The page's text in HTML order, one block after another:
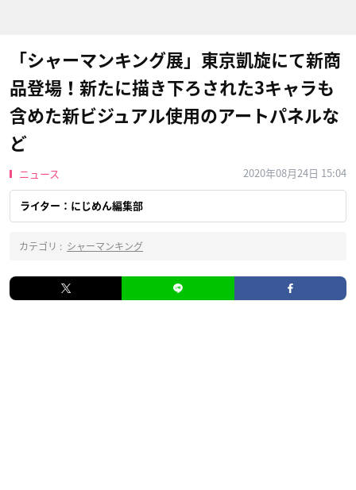
「シャーマンキング展」東京凱旋にて新商
品登場！新たに描き下ろされた3キャラも
含めた新ビジュアル使用のアートパネルな
ど
ニュース 2020年08月24日 15:04
ライター：にじめん編集部
カテゴリ : シャーマンキング